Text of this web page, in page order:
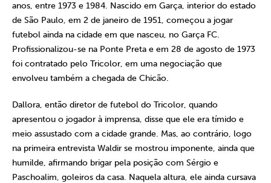
anos, entre 1973 e 1984. Nascido em Garça, interior do estado
de São Paulo, em 2 de janeiro de 1951, começou a jogar
futebol ainda na cidade em que nasceu, no Garça FC.
Profissionalizou-se na Ponte Preta e em 28 de agosto de 1973
foi contratado pelo Tricolor, em uma negociação que
envolveu também a chegada de Chicão.
Dallora, então diretor de futebol do Tricolor, quando
apresentou o jogador à imprensa, disse que ele era tímido e
meio assustado com a cidade grande. Mas, ao contrário, logo
na primeira entrevista Waldir se mostrou imponente, ainda que
humilde, afirmando brigar pela posição com Sérgio e
Paschoalim, goleiros da casa. Naquela altura, ele ainda cursava